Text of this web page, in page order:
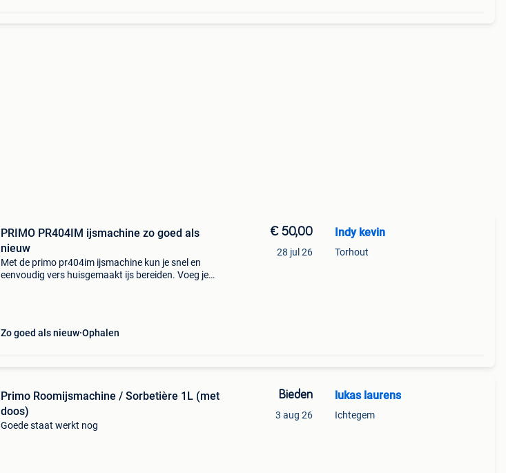
PRIMO PR404IM ijsmachine zo goed als
nieuw
Met de primo pr404im ijsmachine kun je snel en
eenvoudig vers huisgemaakt ijs bereiden. Voeg je
Zo goed als nieuw Ophalen
€ 50,00
28 jul 26
Indy kevin
Torhout
Primo Roomijsmachine / Sorbetière 1L (met
doos)
Goede staat werkt nog
Bieden
3 aug 26
lukas laurens
Ichtegem